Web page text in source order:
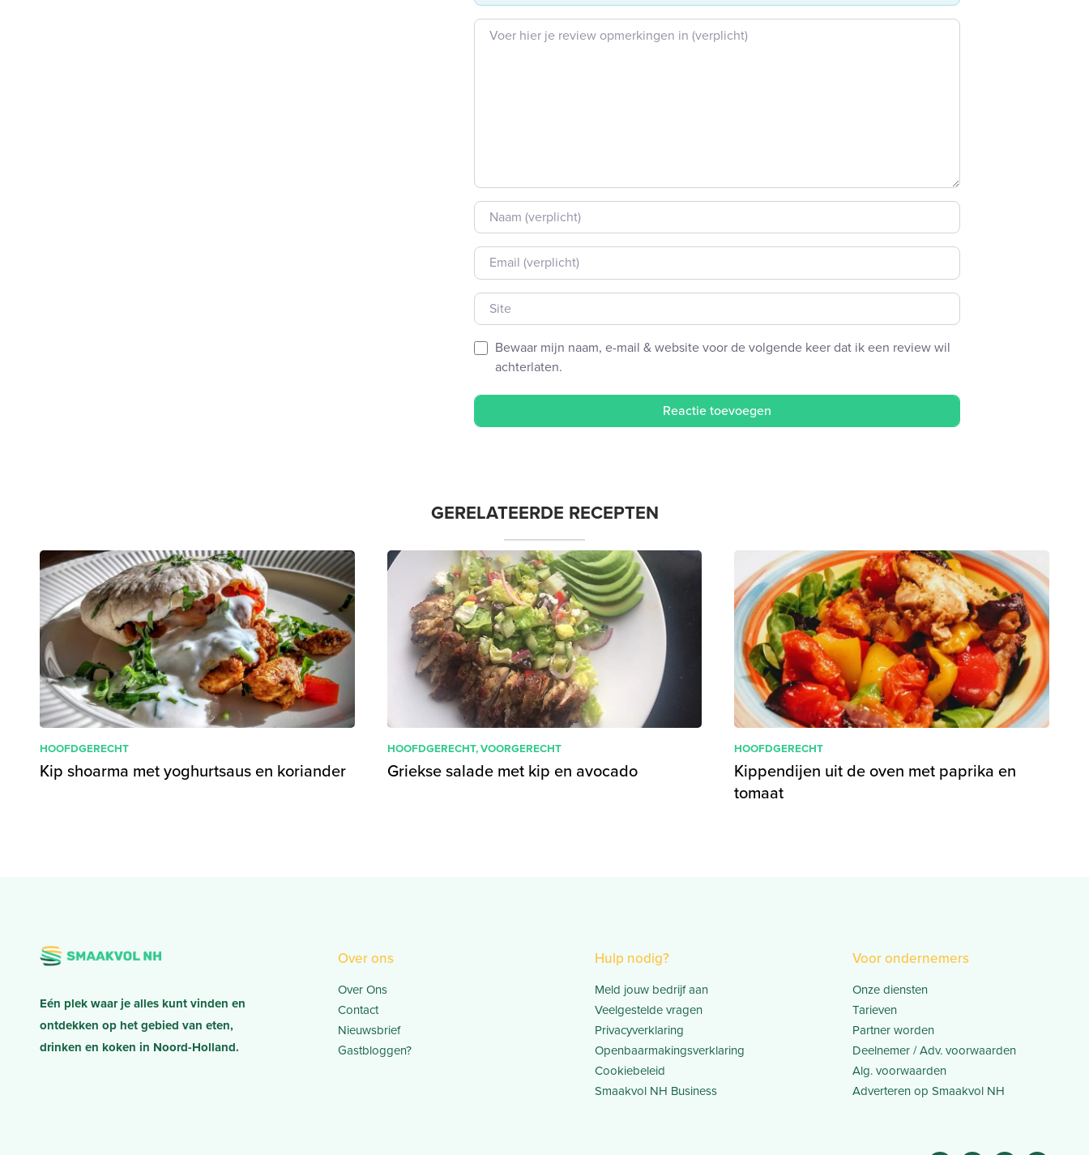
Beoordeling tekst
Naam
E-mail
Site
Bewaar mijn naam, e-mail & website voor de volgende keer dat ik een review wil
achterlaten.
GERELATEERDE RECEPTEN
HOOFDGERECHT
Kip shoarma met yoghurtsaus en koriander
HOOFDGERECHT,VOORGERECHT
Griekse salade met kip en avocado
HOOFDGERECHT
Kippendijen uit de oven met paprika en
tomaat
Eén plek waar je alles kunt vinden en
ontdekken op het gebied van eten,
drinken en koken in Noord-Holland.
Over ons
Over Ons
Contact
Nieuwsbrief
Gastbloggen?
Hulp nodig?
Meld jouw bedrijf aan
Veelgestelde vragen
Privacyverklaring
Openbaarmakingsverklaring
Cookiebeleid
Smaakvol NH Business
Voor ondernemers
Onze diensten
Tarieven
Partner worden
Deelnemer / Adv. voorwaarden
Alg. voorwaarden
Adverteren op Smaakvol NH